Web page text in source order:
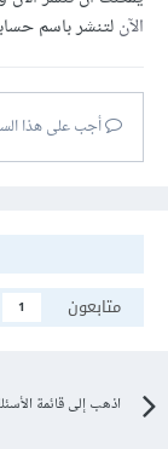
الآنلتنشر باسم
أجب على هذا
متابعون
1
اذهب إلى قائمة الأسئلة